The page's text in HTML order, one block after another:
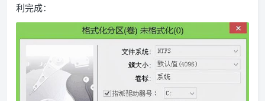
利完成：